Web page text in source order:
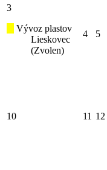
3
Vývoz plastov
Lieskovec
(Zvolen)
4 5
10 11 12